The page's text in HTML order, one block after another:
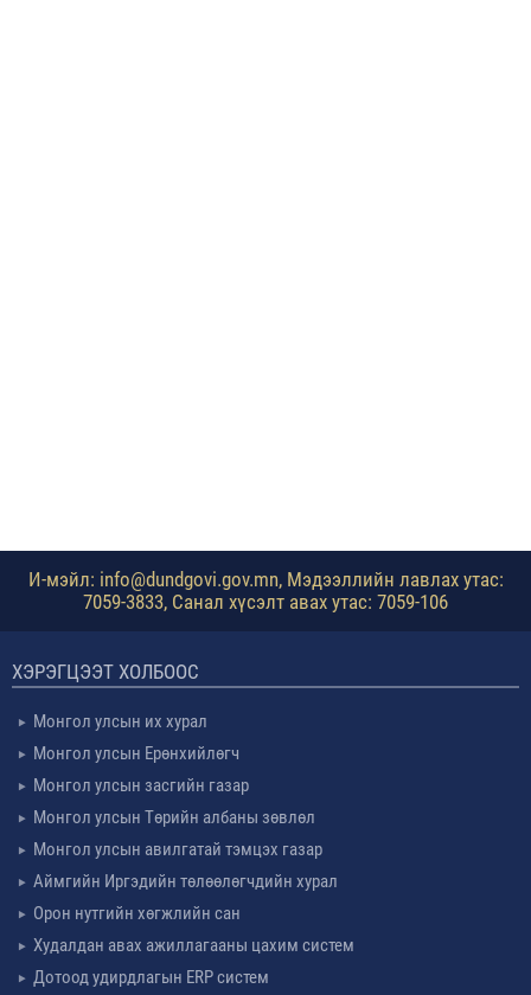
И-мэйл: info@dundgovi.gov.mn, Мэдээллийн лавлах утас:
7059-3833, Санал хүсэлт авах утас: 7059-106
ХЭРЭГЦЭЭТ ХОЛБООС
Монгол улсын их хурал
Монгол улсын Ерөнхийлөгч
Монгол улсын засгийн газар
Монгол улсын Төрийн албаны зөвлөл
Монгол улсын авилгатай тэмцэх газар
Аймгийн Иргэдийн төлөөлөгчдийн хурал
Орон нутгийн хөгжлийн сан
Худалдан авах ажиллагааны цахим систем
Дотоод удирдлагын ERP систем